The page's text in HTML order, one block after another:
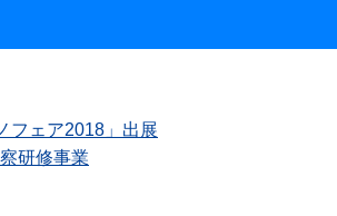
フェア2018」出展
研修事業